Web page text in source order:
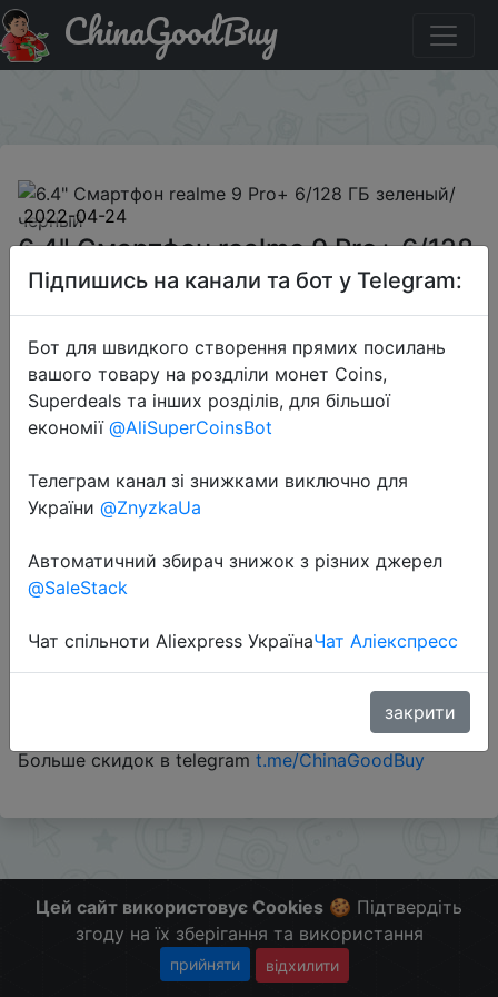
Придбати 6.4" Смартфон realme 9 Pro+ 6/128 ГБ
зеленый/черный
ChinaGoodBuy
2022-04-24
6.4" Смартфон realme 9 Pro+ 6/128
ГБ зеленый/черный
28999 руб.
Перейти до магазину
#Dns #RU
Поделись с друзьями нашими сервисами -
Больше скидок в telegram t.me/ChinaGoodBuy
Цей сайт використовує Cookies 🍪 Підтвердіть
згоду на їх зберігання та використання
прийняти відхилити
Підпишись на канали та бот у Telegram:
Бот для швидкого створення прямих посилань
вашого товару на роздліли монет Coins,
Superdeals та інших розділів, для більшої
економії @AliSuperCoinsBot
Телеграм канал зі знижками виключно для
України @ZnyzkaUa
Автоматичний збирач знижок з різних джерел
@SaleStack
Чат спільноти Aliexpress УкраїнаЧат Аліекспресс
закрити